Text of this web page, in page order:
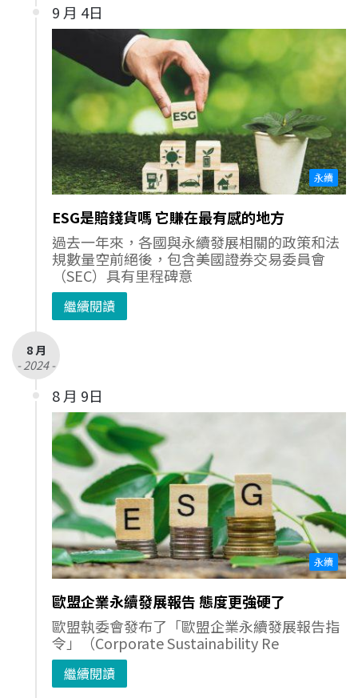
9 月 4日
永續
ESG是賠錢貨嗎 它賺在最有感的地方
過去一年來，各國與永續發展相關的政策和法
規數量空前絕後，包含美國證券交易委員會
（SEC）具有里程碑意
繼續閱讀
8 月
- 2024 -
8 月 9日
永續
歐盟企業永續發展報告 態度更強硬了
歐盟執委會發布了「歐盟企業永續發展報告指
令」（Corporate Sustainability Re
繼續閱讀